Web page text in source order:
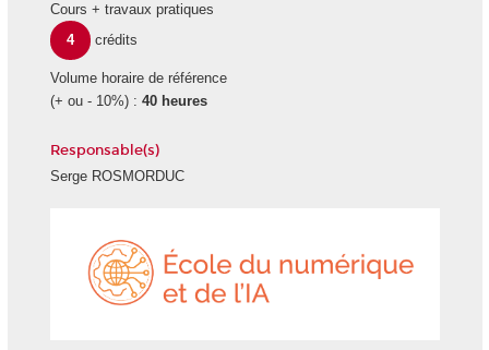
Cours + travaux pratiques
4
crédits
Volume horaire de référence
(+ ou - 10%) : 40 heures
Responsable(s)
Serge ROSMORDUC